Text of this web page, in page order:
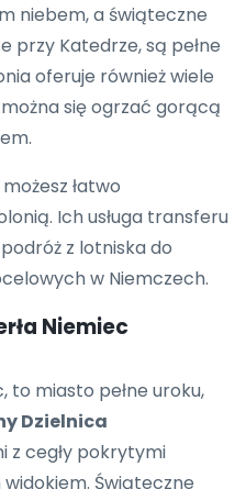
niebem, a świąteczne
przy Katedrze, są pełne
oferuje również wiele
się ogrzać gorącą
łatwo
Ich usługa transferu
z lotniska do
w Niemczech.
Niemiec
to miasto pełne uroku,
Dzielnica
z cegły pokrytymi
Świąteczne